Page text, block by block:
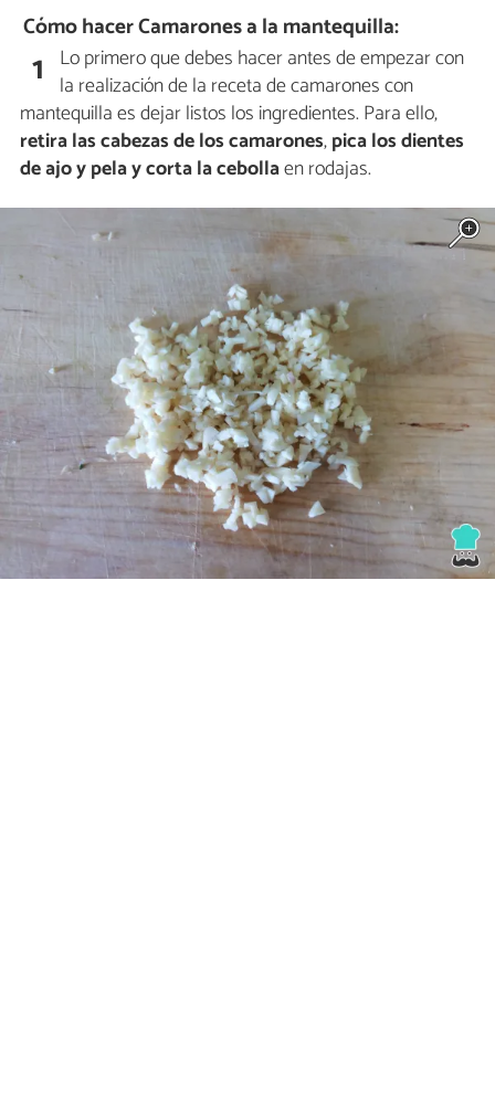
Cómo hacer Camarones a la mantequilla:
1 Lo primero que debes hacer antes de empezar con
la realización de la receta de camarones con
mantequilla es dejar listos los ingredientes. Para ello,
retira las cabezas de los camarones,pica los dientes
de ajo y pela y corta la cebollaen rodajas.